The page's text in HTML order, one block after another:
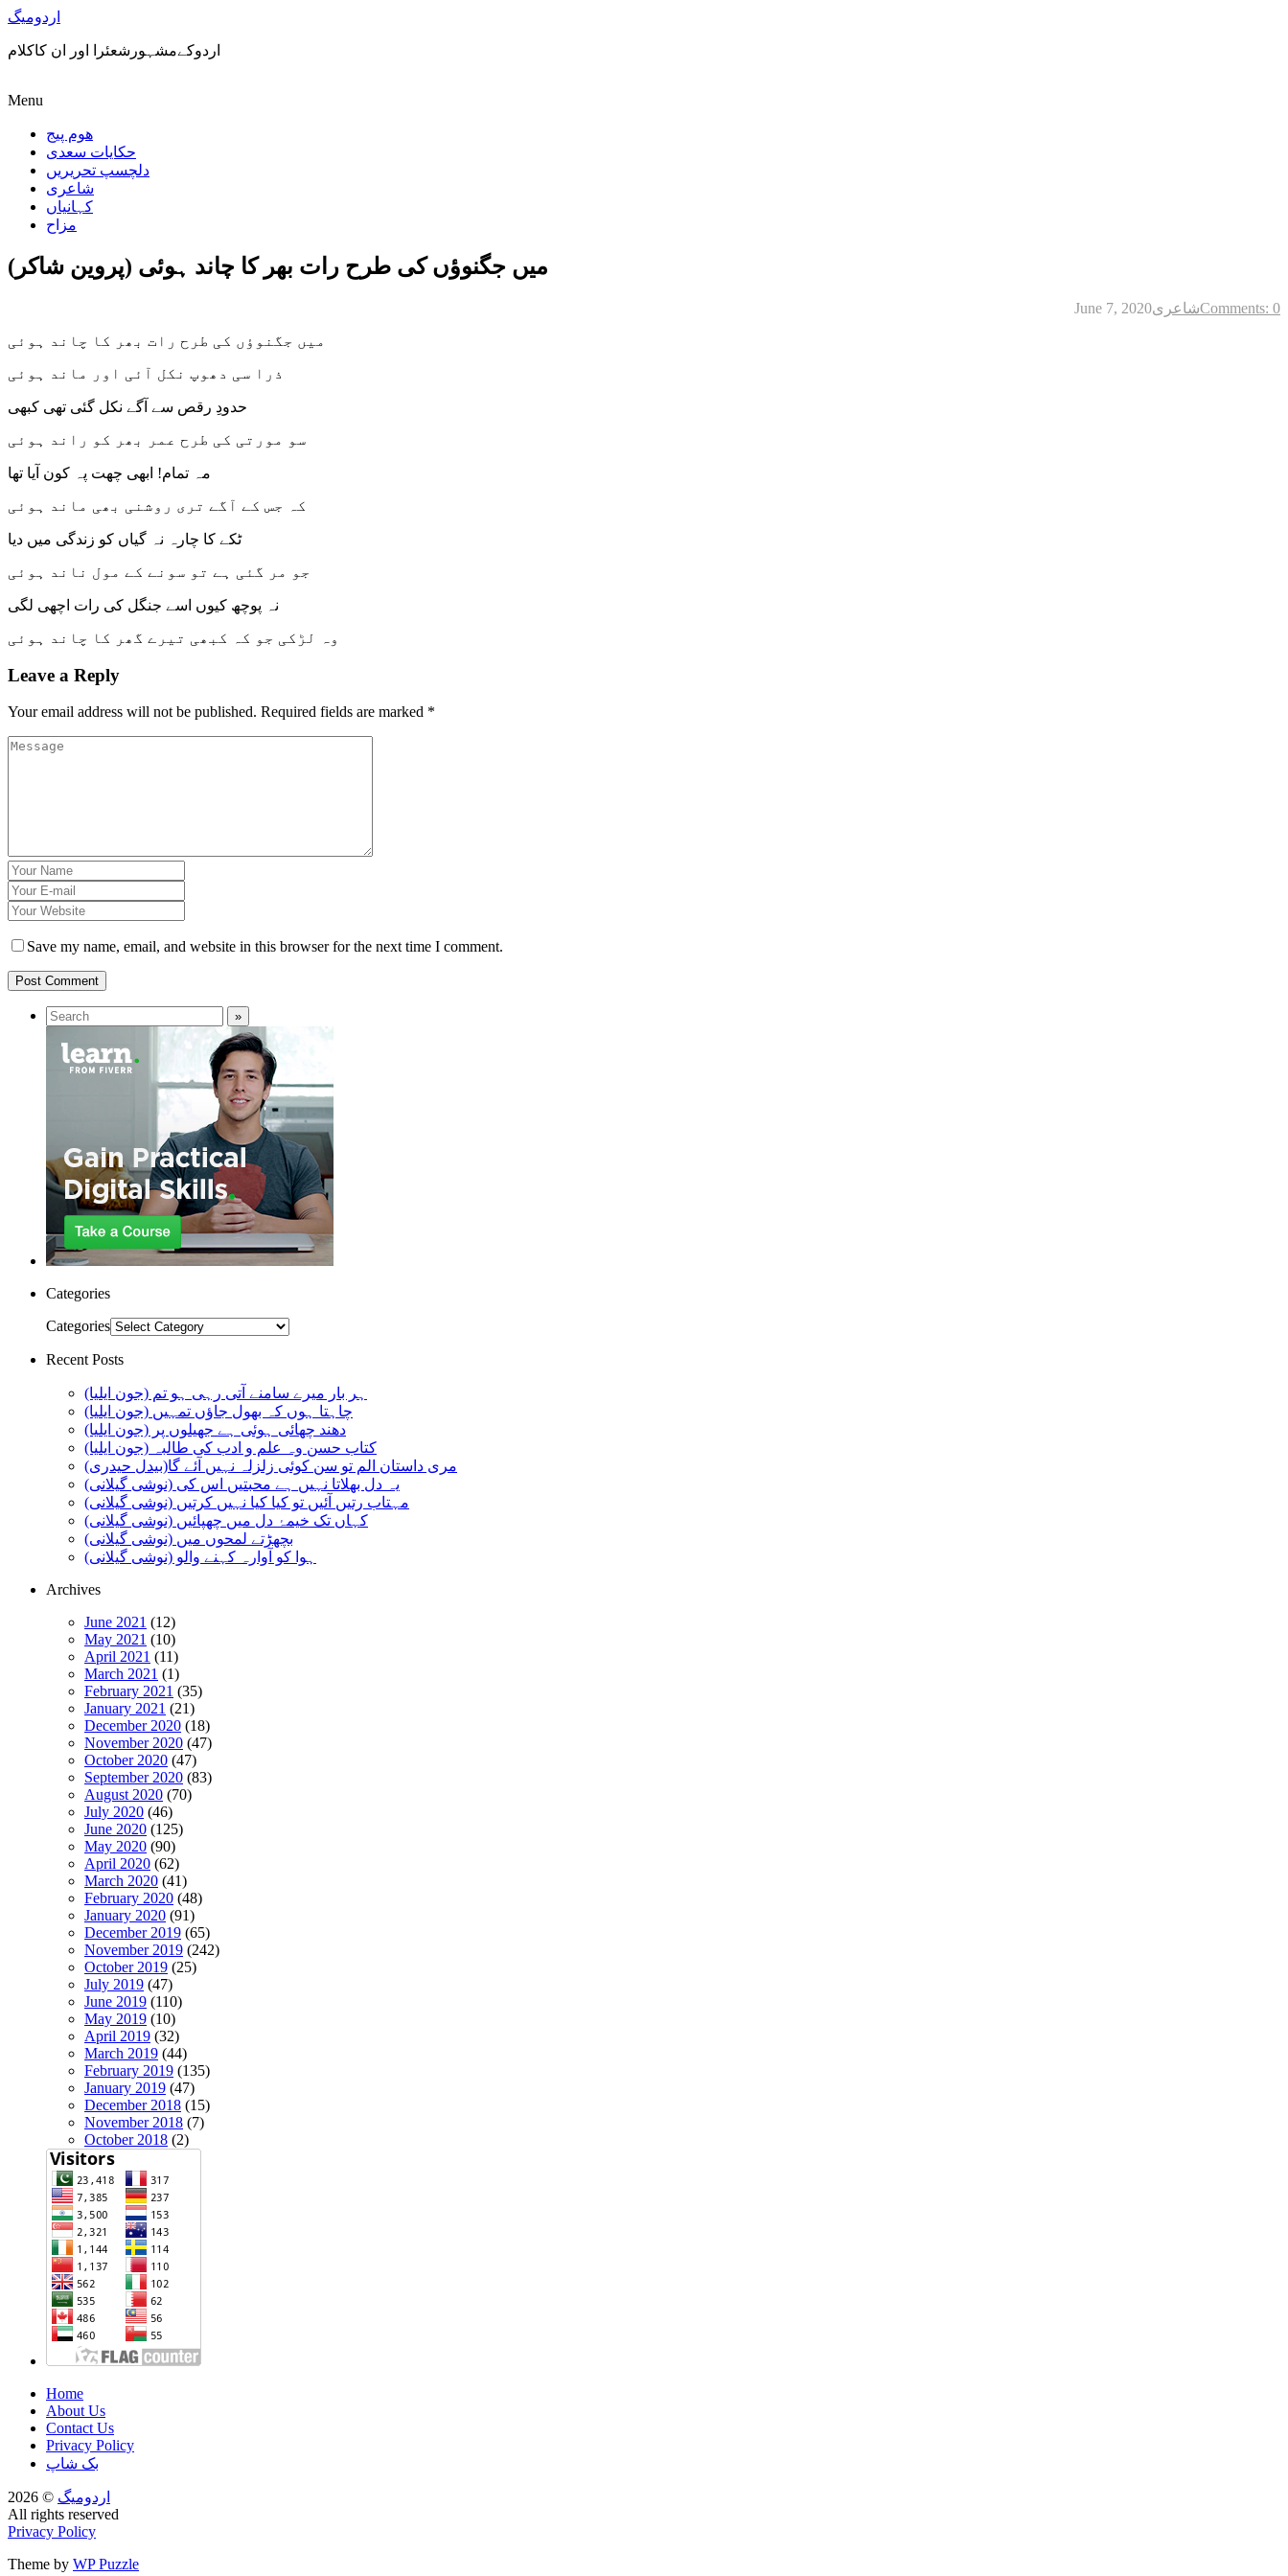
اردومیگ
اردوکےمشہورشعئرا اور ان کاکلام
Menu
ھوم پیج
حکایات سعدی
دلچسپ تحریریں
شاعری
کہانیاں
مزاح
میں جگنوؤں کی طرح رات بھر کا چاند ہوئی (پروین شاکر)
June 7, 2020شاعریComments: 0
میں جگنوؤں کی طرح رات بھر کا چاند ہوئی
ذرا سی دھوپ نکل آئی اور ماند ہوئی
حدودِ رقص سے آگے نکل گئی تھی کبھی
سو مورتی کی طرح عمر بھر کو راند ہوئی
مہ تمام! ابھی چھت پہ کون آیا تھا
کہ جس کے آگے تری روشنی بھی ماند ہوئی
ٹکے کا چارہ نہ گیاں کو زندگی میں دیا
جو مر گئی ہے تو سونے کے مول ناند ہوئی
نہ پوچھ کیوں اسے جنگل کی رات اچھی لگی
وہ لڑکی جو کہ کبھی تیرے گھر کا چاند ہوئی
Leave a Reply
Your email address will not be published. Required fields are marked *
Save my name, email, and website in this browser for the next time I comment.
Categories
Categories
Recent Posts
ہر بار میرے سامنے آتی رہی ہو تم (جون ایلیا)
چاہتا ہوں کہ بھول جاؤں تمہیں (جون ایلیا)
دھند چھائی ہوئی ہے جھیلوں پر (جون ایلیا)
کتاب حسن وہ علم و ادب کی طالبہ (جون ایلیا)
مری داستان الم تو سن کوئی زلزلہ نہیں آئے گا(بیدل حیدری)
یہ دل بھلاتا نہیں ہے محبتیں اس کی (نوشی گیلانی)
مہتاب رتیں آئیں تو کیا کیا نہیں کرتیں (نوشی گیلانی)
کہاں تک خیمۂ دل میں چھپائیں (نوشی گیلانی)
بچھڑتے لمحوں میں (نوشی گیلانی)
ہوا کو آوارہ کہنے والو (نوشی گیلانی)
Archives
June 2021 (12)
May 2021 (10)
April 2021 (11)
March 2021 (1)
February 2021 (35)
January 2021 (21)
December 2020 (18)
November 2020 (47)
October 2020 (47)
September 2020 (83)
August 2020 (70)
July 2020 (46)
June 2020 (125)
May 2020 (90)
April 2020 (62)
March 2020 (41)
February 2020 (48)
January 2020 (91)
December 2019 (65)
November 2019 (242)
October 2019 (25)
July 2019 (47)
June 2019 (110)
May 2019 (10)
April 2019 (32)
March 2019 (44)
February 2019 (135)
January 2019 (47)
December 2018 (15)
November 2018 (7)
October 2018 (2)
Home
About Us
Contact Us
Privacy Policy
بک شاپ
اردومیگ © 2026
All rights reserved
Privacy Policy
Theme by WP Puzzle